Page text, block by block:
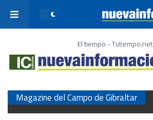
El tiempo - Tutiempo.net
Magazine del Campo de Gibraltar